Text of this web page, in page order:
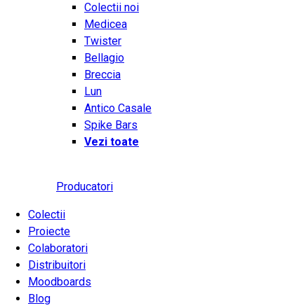
Colectii noi
Medicea
Twister
Bellagio
Breccia
Lun
Antico Casale
Spike Bars
Vezi toate
Producatori
Colectii
Proiecte
Colaboratori
Distribuitori
Moodboards
Blog